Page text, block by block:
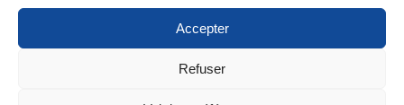
Accepter
Refuser
© 2017 RéalisationG1 Média